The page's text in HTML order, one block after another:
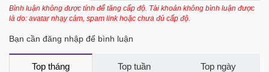
Chapter 159 7 tháng trước
7 tháng trước
Chapter 157
Chapter 156 7 tháng trước
Bình luận không được tính để tăng cấp độ. Tài khoản không bình luận được
là do: avatar nhạy cảm, spam link hoặc chưa đủ cấp độ.
Bạn cần đăng nhập để bình luận
Top tháng Top tuần Top ngày